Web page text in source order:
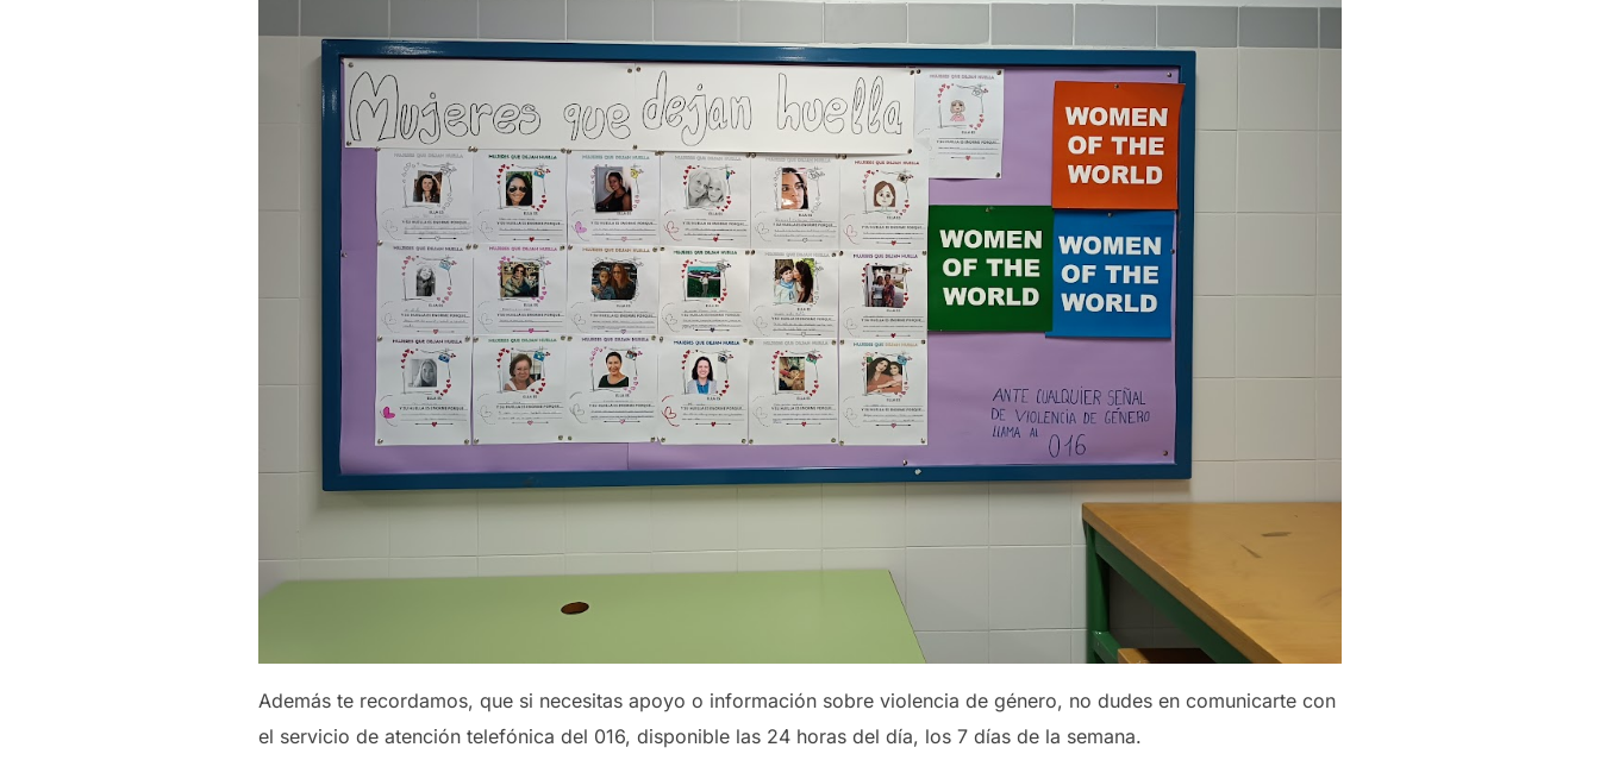
Además te recordamos, que si necesitas apoyo o información sobre violencia de género, no dudes en comunicarte con
el servicio de atención telefónica del 016, disponible las 24 horas del día, los 7 días de la semana.